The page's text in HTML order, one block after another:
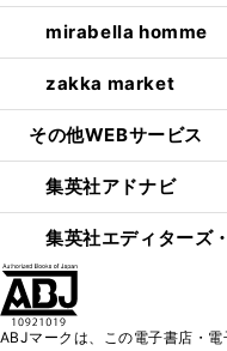
mirabella homme
zakka market
その他WEBサービス
集英社アドナビ
集英社エディターズ
ABJマークは、この電子書店・